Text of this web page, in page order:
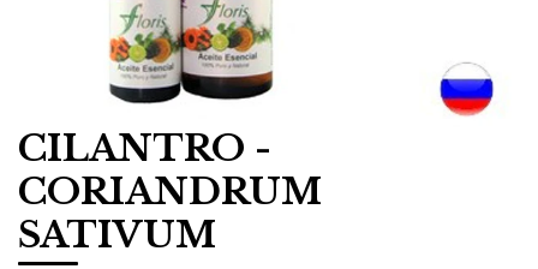
CILANTRO -
CORIANDRUM
SATIVUM